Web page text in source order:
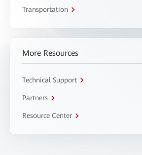
Transportation
More Resources
Technical Support
Partners
Resource Center